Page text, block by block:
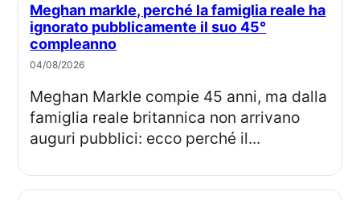
Meghan markle, perché la famiglia reale ha
ignorato pubblicamente il suo 45°
compleanno
04/08/2026
Meghan Markle compie 45 anni, ma dalla
famiglia reale britannica non arrivano
auguri pubblici: ecco perché il...